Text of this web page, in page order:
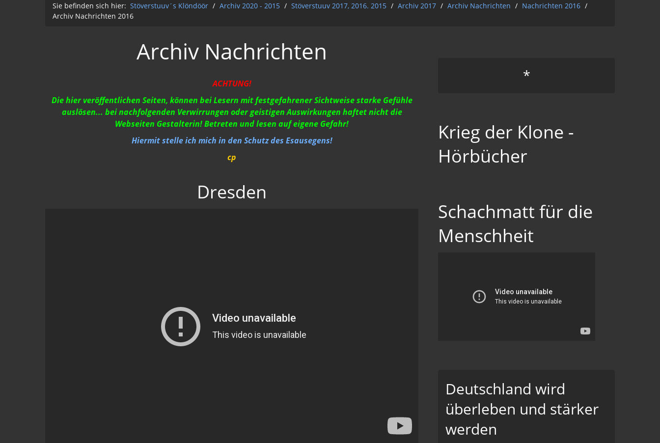
Sie befinden sich hier: Stöverstuuv´s Klöndöör / Archiv 2020 - 2015 / Stöverstuuv 2017, 2016. 2015 / Archiv 2017 / Archiv Nachrichten / Nachrichten 2016 /
Archiv Nachrichten 2016
Archiv Nachrichten
ACHTUNG!
Die hier veröffentlichen Seiten, können bei Lesern mit festgefahrener Sichtweise starke Gefühle
auslösen... bei nachfolgenden Verwirrungen oder geistigen Auswirkungen haftet nicht die
Webseiten Gestalterin! Betreten und lesen auf eigene Gefahr!
Hiermit stelle ich mich in den Schutz des Esausegens!
cp
Dresden
*
Krieg der Klone -
Hörbücher
Schachmatt für die
Menschheit
Deutschland wird
überleben und stärker
werden